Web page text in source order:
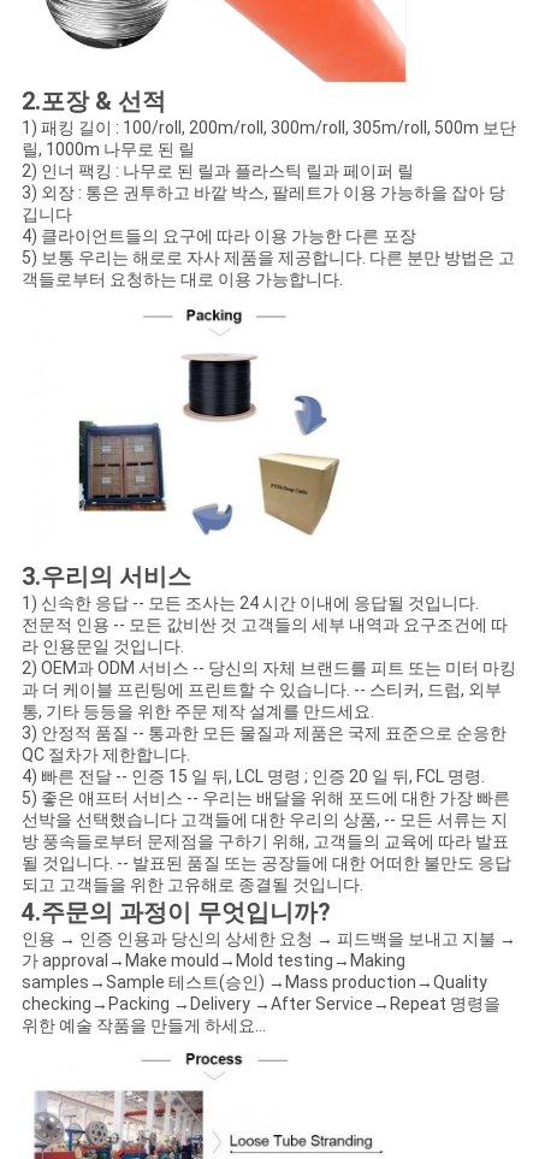
2.포장 & 선적
1) 패킹 길이 : 100/roll, 200m/roll, 300m/roll, 305m/roll, 500m 보단
릴, 1000m 나무로 된 릴
2) 인너 팩킹 : 나무로 된 릴과 플라스틱 릴과 페이퍼 릴
3) 외장 : 통은 권투하고 바깥 박스, 팔레트가 이용 가능하을 잡아 당
깁니다
4) 클라이언트들의 요구에 따라 이용 가능한 다른 포장
5) 보통 우리는 해로로 자사 제품을 제공합니다. 다른 분만 방법은 고
객들로부터 요청하는 대로 이용 가능합니다.
3.우리의 서비스
1) 신속한 응답 -- 모든 조사는 24 시간 이내에 응답될 것입니다.
전문적 인용 -- 모든 값비싼 것 고객들의 세부 내역과 요구조건에 따
라 인용문일 것입니다.
2) OEM과 ODM 서비스 -- 당신의 자체 브랜드를 피트 또는 미터 마킹
과 더 케이블 프린팅에 프린트할 수 있습니다. -- 스티커, 드럼, 외부
통, 기타 등등을 위한 주문 제작 설계를 만드세요.
3) 안정적 품질 -- 통과한 모든 물질과 제품은 국제 표준으로 순응한
QC 절차가 제한합니다.
4) 빠른 전달 -- 인증 15 일 뒤, LCL 명령 ; 인증 20 일 뒤, FCL 명령.
5) 좋은 애프터 서비스 -- 우리는 배달을 위해 포드에 대한 가장 빠른
선박을 선택했습니다 고객들에 대한 우리의 상품, -- 모든 서류는 지
방 풍속들로부터 문제점을 구하기 위해, 고객들의 교육에 따라 발표
될 것입니다. -- 발표된 품질 또는 공장들에 대한 어떠한 불만도 응답
되고 고객들을 위한 고유해로 종결될 것입니다.
4.주문의 과정이 무엇입니까?
인용 → 인증 인용과 당신의 상세한 요청 → 피드백을 보내고 지불 →
가 approval→Make mould→Mold testing→Making
samples→Sample 테스트(승인) →Mass production→Quality
checking→Packing →Delivery →After Service→Repeat 명령을
위한 예술 작품을 만들게 하세요...